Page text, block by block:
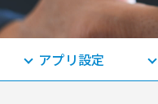
アプリ設定